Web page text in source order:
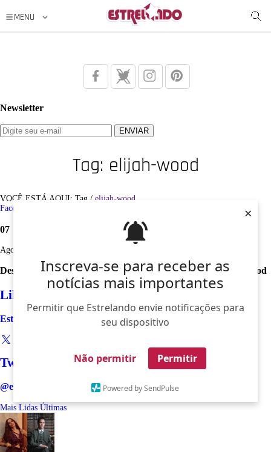
Inscreva-se para receber as
notícias mais importantes
Permitir que Estrelando envie notificações para
seu dispositivo
Não permitir Permitir
Powered by SendPulse
×
Newsletter
Tag: elijah-wood
VOCÊ ESTÁ AQUI: Tag / elijah-wood
Facebook
07
Ago
Desculpe, não foi encontrado nenhum registro sobre: elijah-wood
Like
Estrelando
Twitter
@estrelando
Mais Lidas Últimas